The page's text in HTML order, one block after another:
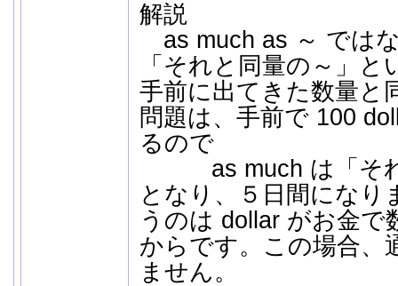
解説
as much as ～ では
「それと同量の～」
手前に出てきた数量と
問題は、手前で 100
るので
as much は「それ
となり、５日間になり
うのは dollar がお金で
からです。この場合、
ません。